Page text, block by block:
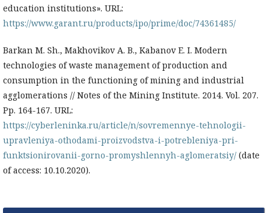
education institutions». URL:
https://www.garant.ru/products/ipo/prime/doc/74361485/
Barkan M. Sh., Makhovikov A. B., Kabanov E. I. Modern
technologies of waste management of production and
consumption in the functioning of mining and industrial
agglomerations // Notes of the Mining Institute. 2014. Vol. 207.
Pp. 164-167. URL:
https://cyberleninka.ru/article/n/sovremennye-tehnologii-
upravleniya-othodami-proizvodstva-i-potrebleniya-pri-
funktsionirovanii-gorno-promyshlennyh-aglomeratsiy/ (date
of access: 10.10.2020).